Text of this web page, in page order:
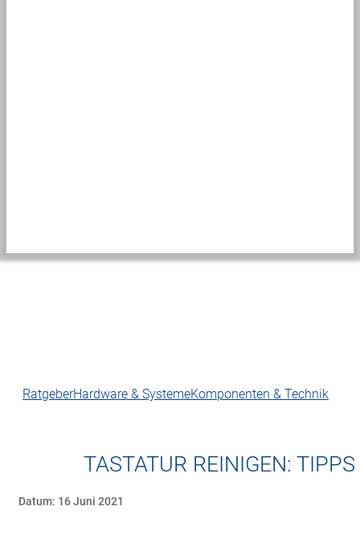
RatgeberHardware & SystemeKomponenten & Technik
TASTATUR REINIGEN:
Datum: 16 Juni 2021